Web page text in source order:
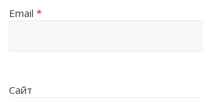
Email*
Сайт